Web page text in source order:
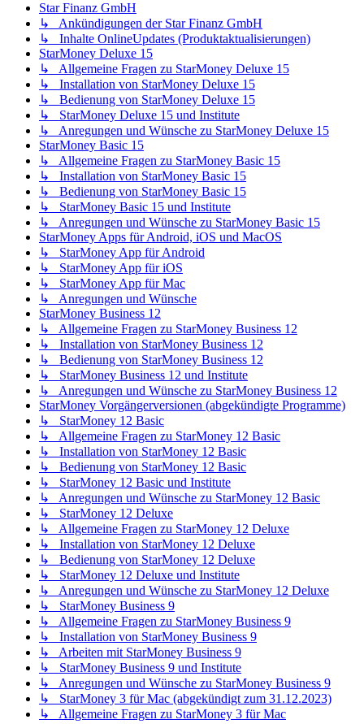
Star Finanz GmbH
↳ Ankündigungen der Star Finanz GmbH
↳ Inhalte OnlineUpdates (Produktaktualisierungen)
StarMoney Deluxe 15
↳ Allgemeine Fragen zu StarMoney Deluxe 15
↳ Installation von StarMoney Deluxe 15
↳ Bedienung von StarMoney Deluxe 15
↳ StarMoney Deluxe 15 und Institute
↳ Anregungen und Wünsche zu StarMoney Deluxe 15
StarMoney Basic 15
↳ Allgemeine Fragen zu StarMoney Basic 15
↳ Installation von StarMoney Basic 15
↳ Bedienung von StarMoney Basic 15
↳ StarMoney Basic 15 und Institute
↳ Anregungen und Wünsche zu StarMoney Basic 15
StarMoney Apps für Android, iOS und MacOS
↳ StarMoney App für Android
↳ StarMoney App für iOS
↳ StarMoney App für Mac
↳ Anregungen und Wünsche
StarMoney Business 12
↳ Allgemeine Fragen zu StarMoney Business 12
↳ Installation von StarMoney Business 12
↳ Bedienung von StarMoney Business 12
↳ StarMoney Business 12 und Institute
↳ Anregungen und Wünsche zu StarMoney Business 12
StarMoney Vorgängerversionen (abgekündigte Programme)
↳ StarMoney 12 Basic
↳ Allgemeine Fragen zu StarMoney 12 Basic
↳ Installation von StarMoney 12 Basic
↳ Bedienung von StarMoney 12 Basic
↳ StarMoney 12 Basic und Institute
↳ Anregungen und Wünsche zu StarMoney 12 Basic
↳ StarMoney 12 Deluxe
↳ Allgemeine Fragen zu StarMoney 12 Deluxe
↳ Installation von StarMoney 12 Deluxe
↳ Bedienung von StarMoney 12 Deluxe
↳ StarMoney 12 Deluxe und Institute
↳ Anregungen und Wünsche zu StarMoney 12 Deluxe
↳ StarMoney Business 9
↳ Allgemeine Fragen zu StarMoney Business 9
↳ Installation von StarMoney Business 9
↳ Arbeiten mit StarMoney Business 9
↳ StarMoney Business 9 und Institute
↳ Anregungen und Wünsche zu StarMoney Business 9
↳ StarMoney 3 für Mac (abgekündigt zum 31.12.2023)
↳ Allgemeine Fragen zu StarMoney 3 für Mac